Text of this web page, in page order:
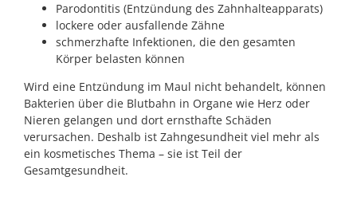
Parodontitis (Entzündung des Zahnhalteapparats)
lockere oder ausfallende Zähne
schmerzhafte Infektionen, die den gesamten
Körper belasten können
Wird eine Entzündung im Maul nicht behandelt, können
Bakterien über die Blutbahn in Organe wie Herz oder
Nieren gelangen und dort ernsthafte Schäden
verursachen. Deshalb ist Zahngesundheit viel mehr als
ein kosmetisches Thema – sie ist Teil der
Gesamtgesundheit.